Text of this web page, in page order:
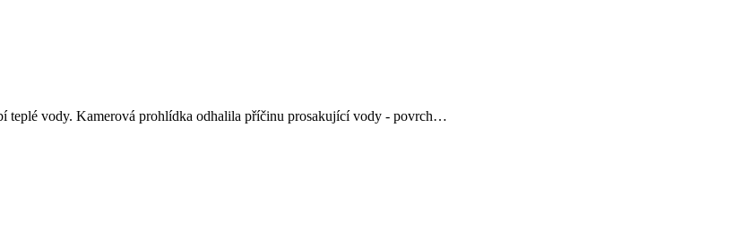
teplé vody. Kamerová prohlídka odhalila příčinu prosakující vody - povrch…